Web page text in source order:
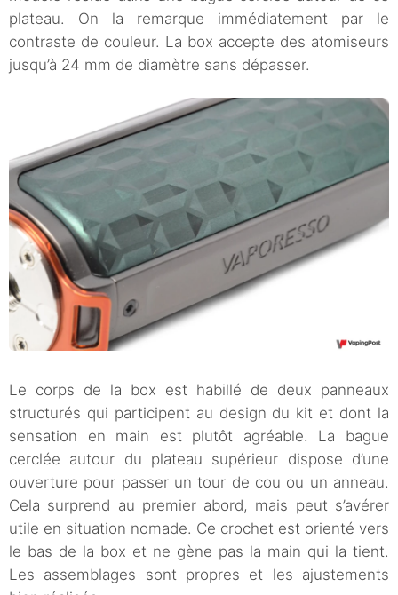
plateau. On la remarque immédiatement par le
contraste de couleur. La box accepte des atomiseurs
jusqu’à 24 mm de diamètre sans dépasser.
Le corps de la box est habillé de deux panneaux
structurés qui participent au design du kit et dont la
sensation en main est plutôt agréable. La bague
cerclée autour du plateau supérieur dispose d’une
ouverture pour passer un tour de cou ou un anneau.
Cela surprend au premier abord, mais peut s’avérer
utile en situation nomade. Ce crochet est orienté vers
le bas de la box et ne gène pas la main qui la tient.
Les assemblages sont propres et les ajustements